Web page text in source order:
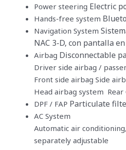
Power steering Electric
Hands-free system
Navigation System
NAC 3-D, con pantalla
Airbag Disconnectable
Driver side airbag /
Front side airbag Side
Head airbag system Rear
DPF / FAP Particulate
AC System
Automatic air
separately adjustable